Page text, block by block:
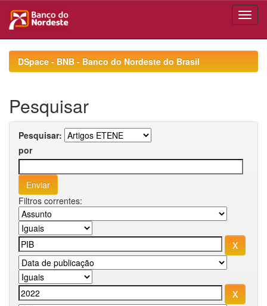
navigationDSpace - BNB - Banco do Nordeste do Brasil
Pesquisar
Pesquisar:
por
Filtros correntes: